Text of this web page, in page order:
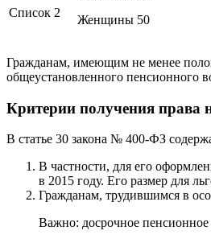
Список 2
Женщины 50
Гражданам, имеющим не менее
общеустановленного пенсионного
Критерии получения права
В статье 30 закона № 400-ФЗ
В частности, для его
в 2015 году. Его размер для
Гражданам, трудившимся в
Важно: досрочное пенсионное